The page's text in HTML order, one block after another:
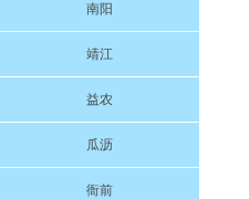
南阳
靖江
益农
瓜沥
衙前